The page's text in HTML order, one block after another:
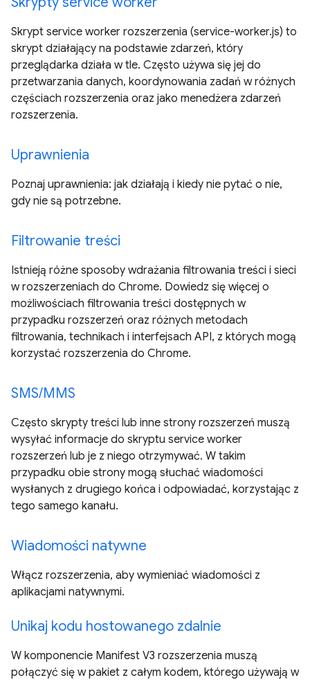
Skrypt service worker rozszerzenia (service-worker.js) to
skrypt działający na podstawie zdarzeń, który
przeglądarka działa w tle. Często używa się jej do
przetwarzania danych, koordynowania zadań w różnych
częściach rozszerzenia oraz jako menedżera zdarzeń
rozszerzenia.
Uprawnienia
Poznaj uprawnienia: jak działają i kiedy nie pytać o nie,
gdy nie są potrzebne.
Filtrowanie treści
Istnieją różne sposoby wdrażania filtrowania treści i sieci
w rozszerzeniach do Chrome. Dowiedz się więcej o
możliwościach filtrowania treści dostępnych w
przypadku rozszerzeń oraz różnych metodach
filtrowania, technikach i interfejsach API, z których mogą
korzystać rozszerzenia do Chrome.
SMS/MMS
Często skrypty treści lub inne strony rozszerzeń muszą
wysyłać informacje do skryptu service worker
rozszerzeń lub je z niego otrzymywać. W takim
przypadku obie strony mogą słuchać wiadomości
wysłanych z drugiego końca i odpowiadać, korzystając z
tego samego kanału.
Wiadomości natywne
Włącz rozszerzenia, aby wymieniać wiadomości z
aplikacjami natywnymi.
Unikaj kodu hostowanego zdalnie
W komponencie Manifest V3 rozszerzenia muszą
połączyć się w pakiet z całym kodem, którego używają w